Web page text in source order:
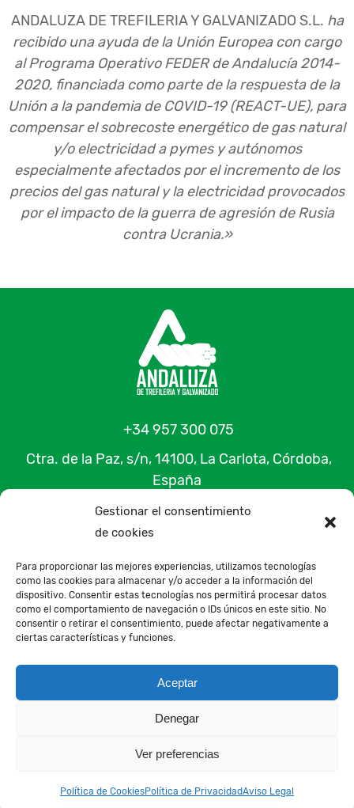
Gestionar el consentimiento
de cookies
Para proporcionar las mejores experiencias, utilizamos tecnologías
como las cookies para almacenar y/o acceder a la información del
dispositivo. Consentir estas tecnologías nos permitirá procesar datos
como el comportamiento de navegación o IDs únicos en este sitio. No
consentir o retirar el consentimiento, puede afectar negativamente a
ciertas características y funciones.
Aceptar
Denegar
Ver preferencias
Política de CookiesPolítica de PrivacidadAviso Legal
ANDALUZA DE TREFILERIA Y GALVANIZADO S.L. ha
recibido una ayuda de la Unión Europea con cargo
al Programa Operativo FEDER de Andalucía 2014-
2020, financiada como parte de la respuesta de la
Unión a la pandemia de COVID-19 (REACT-UE), para
compensar el sobrecoste energético de gas natural
y/o electricidad a pymes y autónomos
especialmente afectados por el incremento de los
precios del gas natural y la electricidad provocados
por el impacto de la guerra de agresión de Rusia
contra Ucrania.»
+34 957 300 075
Ctra. de la Paz, s/n, 14100, La Carlota, Córdoba,
España
Contacto
Todos los textos e Imágenes de la Web, son propiedad de Andaluza de Trefilería y Galvanizado, quedando
prohibida el uso de los mismos, sin el consentimiento del propietario
Política de Privacidad
Política de Cookies